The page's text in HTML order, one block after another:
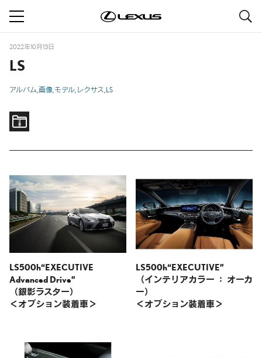
2022年10月13日
LS
アルバム 画像 モデル レクサス LS
LS500h“EXECUTIVE
Advanced Drive”
（銀影ラスター）
＜オプション装着車＞
LS500h“EXECUTIVE”
（インテリアカラー ： オーカ
ー）
＜オプション装着車＞